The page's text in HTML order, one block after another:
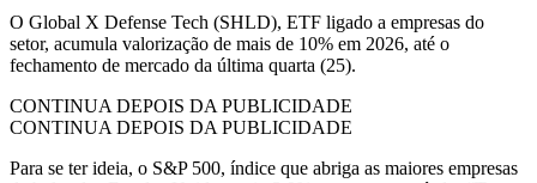
O Global X Defense Tech (SHLD), ETF ligado a empresas do
setor, acumula valorização de mais de 10% em 2026, até o
fechamento de mercado da última quarta (25).
CONTINUA DEPOIS DA PUBLICIDADE
CONTINUA DEPOIS DA PUBLICIDADE
Para se ter ideia, o S&P 500, índice que abriga as maiores empresas